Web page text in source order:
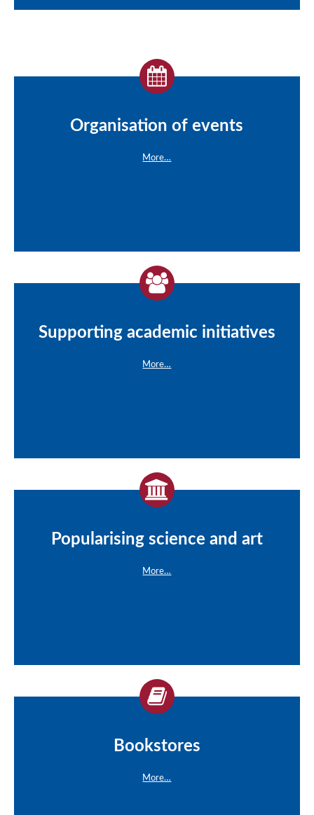
Organisation of events
More…
Supporting academic initiatives
More…
Popularising science and art
More…
Bookstores
More…